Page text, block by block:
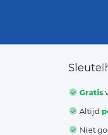
Gratis
Altijd
Niet